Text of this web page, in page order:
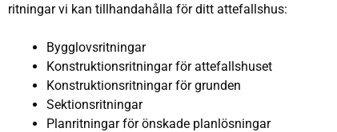
ritningar vi kan tillhandahålla för ditt attefallshus:
Bygglovsritningar
Konstruktionsritningar för attefallshuset
Konstruktionsritningar för grunden
Sektionsritningar
Planritningar för önskade planlösningar